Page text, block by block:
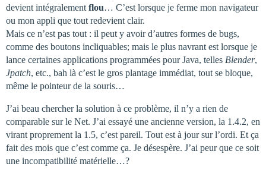
devient intégralement flou… C’est lorsque je ferme mon navigateur
ou mon appli que tout redevient clair.
Mais ce n’est pas tout : il peut y avoir d’autres formes de bugs,
comme des boutons incliquables; mais le plus navrant est lorsque je
lance certaines applications programmées pour Java, telles Blender,
Jpatch, etc., bah là c’est le gros plantage immédiat, tout se bloque,
même le pointeur de la souris…
J’ai beau chercher la solution à ce problème, il n’y a rien de
comparable sur le Net. J’ai essayé une ancienne version, la 1.4.2, en
virant proprement la 1.5, c’est pareil. Tout est à jour sur l’ordi. Et ça
fait des mois que c’est comme ça. Je désespère. J’ai peur que ce soit
une incompatibilité matérielle…?